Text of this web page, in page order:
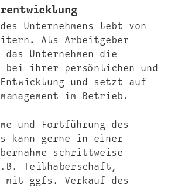
Unternehmens lebt von
Als Arbeitgeber
Unternehmen die
bei ihrer persönlichen und
und setzt auf
im Betrieb.
und Fortführung des
kann gerne in einer
schrittweise
Teilhaberschaft,
mit ggfs. Verkauf des